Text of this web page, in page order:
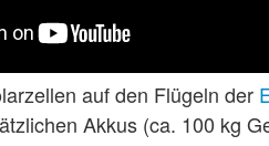
auf den Flügeln der
Akkus (ca. 100 kg